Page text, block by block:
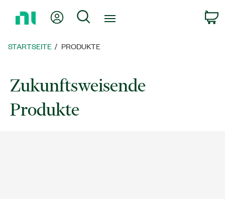
zur
Mein KontoSuche
STARTSEITE PRODUKTE
Zukunftsweisende
Produkte